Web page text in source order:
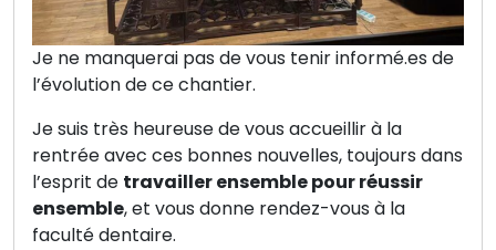
Je ne manquerai pas de vous tenir informé.es de
l’évolution de ce chantier.
Je suis très heureuse de vous accueillir à la
rentrée avec ces bonnes nouvelles, toujours dans
l’esprit de travailler ensemble pour réussir
ensemble, et vous donne rendez-vous à la
faculté dentaire.